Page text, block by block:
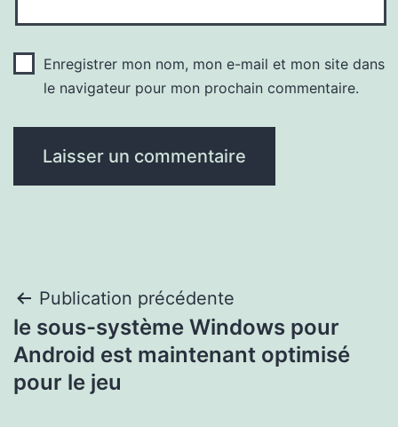
Enregistrer mon nom, mon e-mail et mon site dans
le navigateur pour mon prochain commentaire.
Navigation
de
l’article
Publication précédente
le sous-système Windows pour
Android est maintenant optimisé
pour le jeu